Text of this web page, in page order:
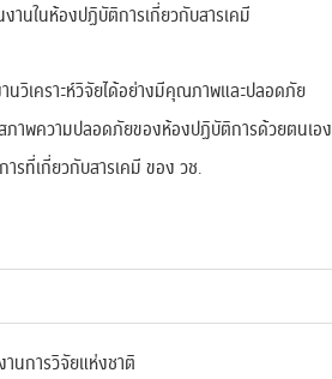
นในห้องปฏิบัติการเกี่ยวกับสารเคมี
นวิเคราะห์วิจัยได้อย่างมีคุณภาพและปลอดภัย
าพความปลอดภัยของห้องปฏิบัติการด้วยตนเอง
รที่เกี่ยวกับสารเคมี ของ วช.
นการวิจัยแห่งชาติ